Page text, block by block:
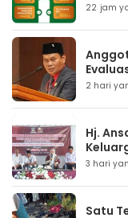
22 jam
2 hari
Hj.
3 hari
Satu